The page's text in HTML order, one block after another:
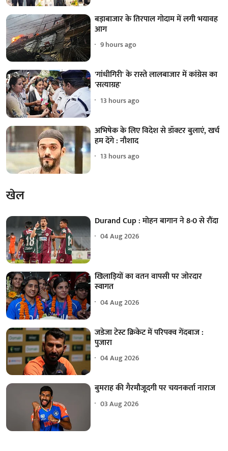
बड़ाबाजार के तिरपाल गोदाम में लगी भयावह
आग
9 hours ago
'गांधीगिरी' के रास्ते लालबाजार में कांग्रेस का
'सत्याग्रह'
13 hours ago
अभिषेक के लिए विदेश से डॉक्टर बुलाएं, खर्च
हम देंगे : नौशाद
13 hours ago
खेल
Durand Cup : मोहन बागान ने 8-0 से रौंदा
04 Aug 2026
खिलाड़ियों का वतन वापसी पर जोरदार
स्वागत
04 Aug 2026
जडेजा टेस्ट क्रिकेट में परिपक्व गेंदबाज :
पुजारा
04 Aug 2026
बुमराह की गैरमौजूदगी पर चयनकर्ता नाराज
03 Aug 2026